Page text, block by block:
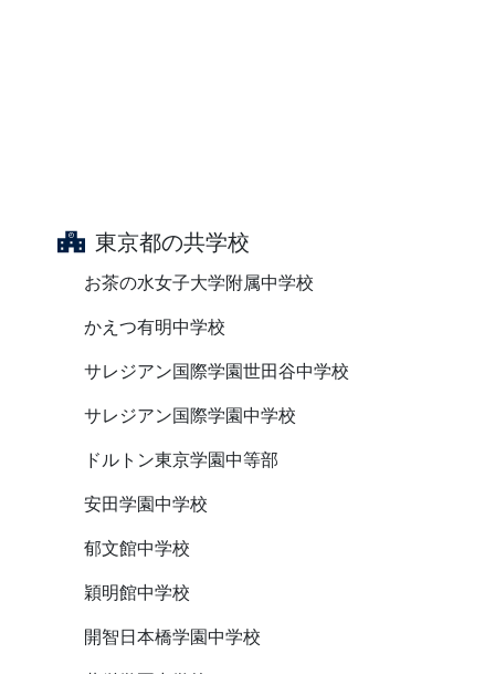
東京都の共学校
お茶の水女子大学附属中学校
かえつ有明中学校
サレジアン国際学園世田谷中学校
サレジアン国際学園中学校
ドルトン東京学園中等部
安田学園中学校
郁文館中学校
穎明館中学校
開智日本橋学園中学校